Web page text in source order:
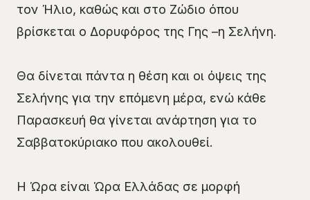
τον Ήλιο, καθώς και στο Ζώδιο όπου
βρίσκεται ο Δορυφόρος της Γης –η Σελήνη.
Θα δίνεται πάντα η θέση και οι όψεις της
Σελήνης για την επόμενη μέρα, ενώ κάθε
Παρασκευή θα γίνεται ανάρτηση για το
Σαββατοκύριακο που ακολουθεί.
Η Ώρα είναι Ώρα Ελλάδας σε μορφή